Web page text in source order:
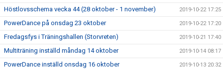
Höstlovsschema vecka 44 (28 oktober - 1 november) 2019-10-22 17:25
PowerDance på onsdag 23 oktober 2019-10-22 17:20
Fredagsfys i Träningshallen (Storvreten) 2019-10-21 17:40
Multiträning inställd måndag 14 oktober 2019-10-14 08:17
PowerDance inställd onsdag 16 oktober 2019-10-13 20:32